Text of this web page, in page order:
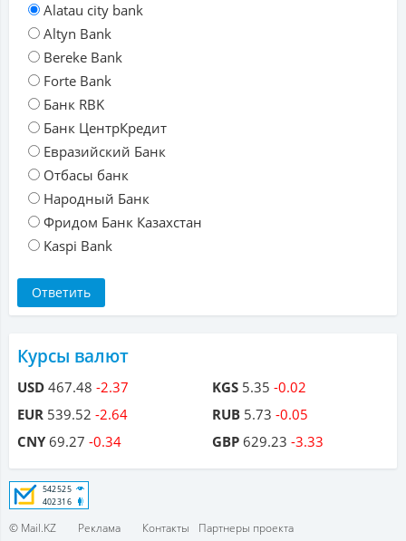
Alatau city bank
Altyn Bank
Bereke Bank
Forte Bank
Банк RBK
Банк ЦентрКредит
Евразийский Банк
Отбасы банк
Народный Банк
Фридом Банк Казахстан
Kaspi Bank
Курсы валют
USD 467.48 -2.37
EUR 539.52 -2.64
CNY69.27 -0.34
KGS 5.35 -0.02
RUB 5.73 -0.05
GBP 629.23 -3.33
© Mail.KZ Реклама Контакты Партнеры проекта